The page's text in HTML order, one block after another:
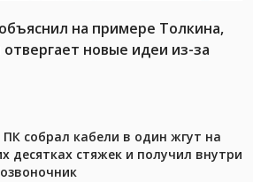
на примере Толкина,
новые идеи из-за
собрал кабели в один жгут на
десятках стяжек и получил внутри